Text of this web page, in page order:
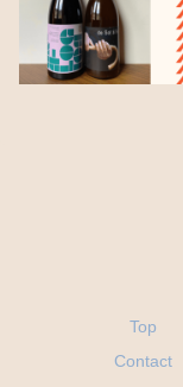
Top
Contact